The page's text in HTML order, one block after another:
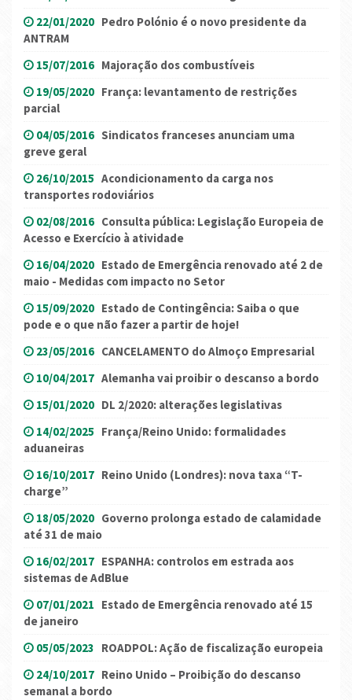
22/01/2020 Pedro Polónio é o novo presidente da
ANTRAM
15/07/2016 Majoração dos combustíveis
19/05/2020 França: levantamento de restrições
parcial
04/05/2016 Sindicatos franceses anunciam uma
greve geral
26/10/2015 Acondicionamento da carga nos
transportes rodoviários
02/08/2016 Consulta pública: Legislação Europeia de
Acesso e Exercício à atividade
16/04/2020 Estado de Emergência renovado até 2 de
maio - Medidas com impacto no Setor
15/09/2020 Estado de Contingência: Saiba o que
pode e o que não fazer a partir de hoje!
23/05/2016 CANCELAMENTO do Almoço Empresarial
10/04/2017 Alemanha vai proibir o descanso a bordo
15/01/2020 DL 2/2020: alterações legislativas
14/02/2025 França/Reino Unido: formalidades
aduaneiras
16/10/2017 Reino Unido (Londres): nova taxa “T-
charge”
18/05/2020 Governo prolonga estado de calamidade
até 31 de maio
16/02/2017 ESPANHA: controlos em estrada aos
sistemas de AdBlue
07/01/2021 Estado de Emergência renovado até 15
de janeiro
05/05/2023 ROADPOL: Ação de fiscalização europeia
24/10/2017 Reino Unido – Proibição do descanso
semanal a bordo